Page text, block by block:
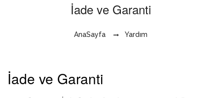
İade ve Garanti
AnaSayfa Yardım
İade ve Garanti